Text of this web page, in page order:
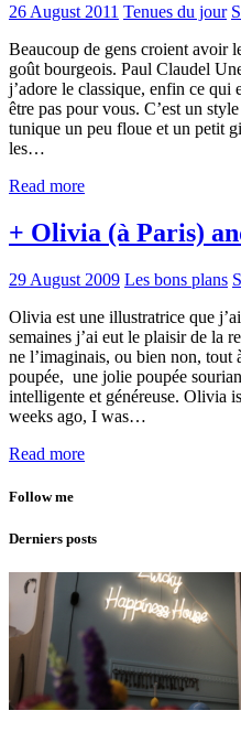
26 August 2011 Tenues du jour
Beaucoup de gens croient avoir
goût bourgeois. Paul Claudel
j’adore le classique, enfin ce qui
être pas pour vous. C’est un
tunique un peu floue et un petit
les…
Read more
+ Olivia (à Paris)
29 August 2009 Les bons plans
Olivia est une illustratrice que
semaines j’ai eut le plaisir de la
ne l’imaginais, ou bien non, tout
poupée, une jolie poupée
intelligente et généreuse. Olivia
weeks ago, I was…
Read more
Follow me
Derniers posts